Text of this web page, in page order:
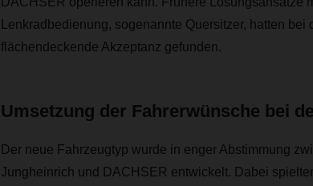
Lenkradbedienung, sogenannte Quersitzer, hatten
flächendeckende Akzeptanz gefunden.
Umsetzung der Fahrerwünsche bei
Der neue Fahrzeugtyp wurde in enger Abstimmung
Jungheinrich und DACHSER entwickelt. Dabei